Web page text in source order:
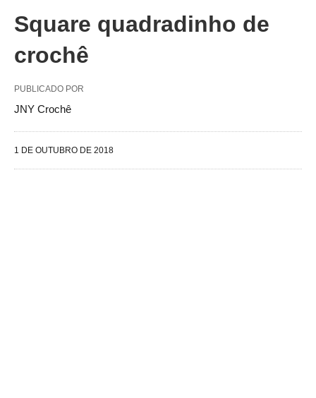
Square quadradinho de
crochê
PUBLICADO POR
JNY Crochê
1 DE OUTUBRO DE 2018